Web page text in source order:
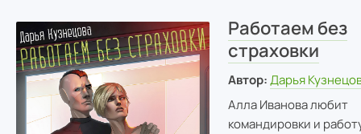
Работаем без
страховки
Автор: Дарья
Алла Иванова любит
командировки и